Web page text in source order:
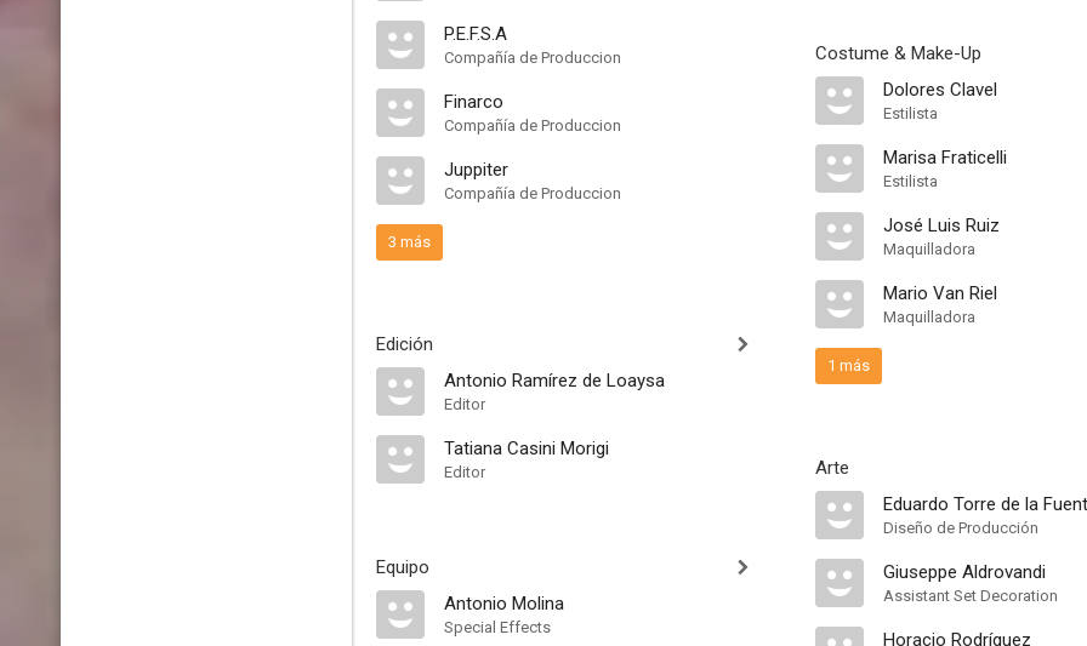
P.E.F.S.A
Compañía de Produccion
Finarco
Compañía de Produccion
Juppiter
Compañía de Produccion
3 más
Edición
Antonio Ramírez de Loaysa
Editor
Tatiana Casini Morigi
Editor
Equipo
Antonio Molina
Special Effects
Costume & Make-Up
Dolores Clavel
Estilista
Marisa Fraticelli
Estilista
José Luis Ruiz
Maquilladora
Mario Van Riel
Maquilladora
1 más
Arte
Eduardo Torre de la
Diseño de Producción
Giuseppe Aldrovandi
Assistant Set Decoration
Horacio Rodríguez